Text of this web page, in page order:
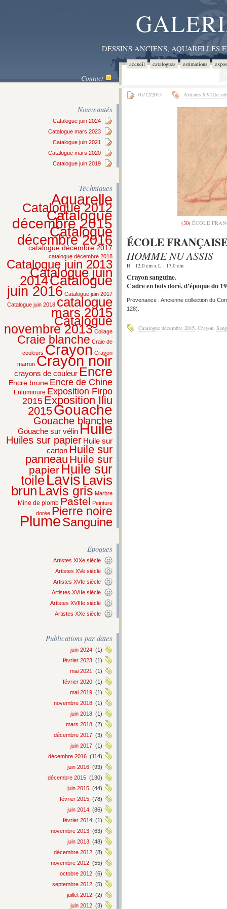
DESSINS ANCIENS,
accueil catalogues estimations
Contact
Nouveautés
Catalogue juin 2024
Catalogue mars 2023
Catalogue juin 2021
Catalogue mars 2020
Catalogue juin 2019
Techniques
Aquarelle
Catalogue 2012
Catalogue
décembre 2015
Catalogue
décembre 2016
catalogue décembre 2017
catalogue décembre 2018
Catalogue juin 2013
Catalogue juin
2014Catalogue
juin 2016 Catalogue juin 2017
Catalogue juin 2018 catalogue
mars 2015
Catalogue
novembre 2013 Collage
Craie blanche Craie de
couleurs Crayon Crayon
marron Crayon noir
crayons de couleur Encre
Encre brune Encre de Chine
Enluminure Exposition Firpo
2015 Exposition Iliu
2015Gouache
Gouache blanche
Gouache sur vélinHuile
Huiles sur papier Huile sur
carton Huile sur
panneau Huile sur
papier Huile sur
toileLavis Lavis
brun Lavis gris Marbre
Mine de plomb Pastel Peinture
dorée Pierre noire
PlumeSanguine
Epoques
Artistes XIXe siècle
Artistes XVe siècle
Artistes XVIe siècle
Artistes XVIIe siècle
Artistes XVIIIe siècle
Artistes XXe siècle
Publications par dates
juin 2024 (1)
février 2023 (1)
mai 2021
(1)
février 2020 (1)
mai 2019 (1)
novembre 2018 (1)
juin 2018 (1)
mars 2018 (2)
décembre 2017 (3)
juin 2017 (1)
décembre 2016 (114)
juin 2016 (93)
décembre 2015 (130)
juin 2015 (44)
février 2015 (78)
juin 2014 (86)
février 2014 (1)
novembre 2013 (63)
juin 2013 (48)
décembre 2012 (8)
novembre 2012 (55)
octobre 2012 (6)
septembre 2012 (5)
juillet 2012 (2)
juin 2012 (3)
01/12/2015 Artistes XVIIIe
(30) ÉCOLE
ÉCOLE
HOMME NU ASSIS
H : 12,0 cm x L : 17,0 cm
Crayon sanguine.
Cadre en bois doré, d’époque du 19
Provenance : Ancienne collection du
128).
Catalogue décembre 2015 Crayon